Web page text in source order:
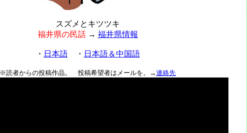
スズメとキツツキ
福井県の民話→ 福井県情報
・ 日本語・ 日本語＆中国語
※読者からの投稿作品。 投稿希望者はメールを。→連絡先